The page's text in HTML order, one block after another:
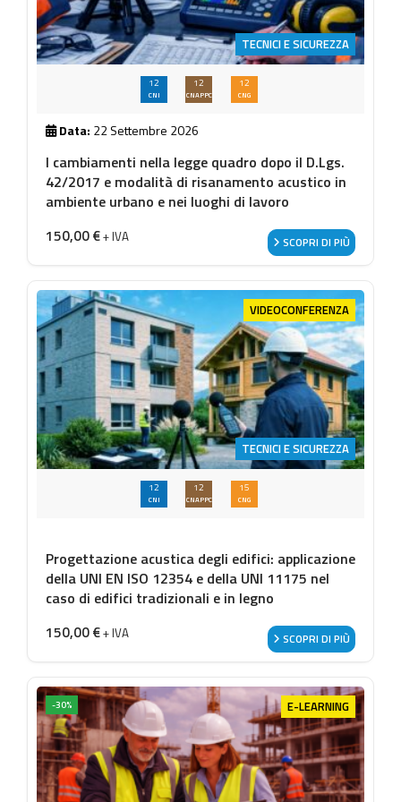
TECNICI E SICUREZZA
12
CNI
12
CNAPPC
12
CNG
Data: 22 Settembre 2026
I cambiamenti nella legge quadro dopo il D.Lgs.
42/2017 e modalità di risanamento acustico in
ambiente urbano e nei luoghi di lavoro
150,00€+ IVA SCOPRI DI PIÙ
VIDEOCONFERENZA
TECNICI E SICUREZZA
12
CNI
12
CNAPPC
15
CNG
Progettazione acustica degli edifici: applicazione
della UNI EN ISO 12354 e della UNI 11175 nel
caso di edifici tradizionali e in legno
150,00€+ IVA SCOPRI DI PIÙ
-30% E-LEARNING